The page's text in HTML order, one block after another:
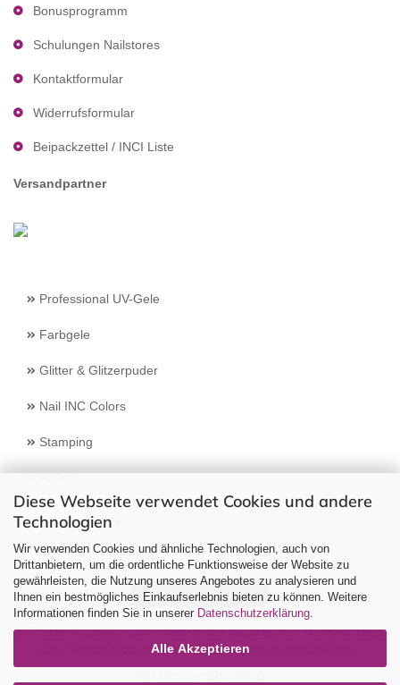
Diese Webseite verwendet Cookies und andere
Technologien
Wir verwenden Cookies und ähnliche Technologien, auch von
Drittanbietern, um die ordentliche Funktionsweise der Website zu
gewährleisten, die Nutzung unseres Angebotes zu analysieren und
Ihnen ein bestmögliches Einkaufserlebnis bieten zu können. Weitere
Informationen finden Sie in unserer Datenschutzerklärung
Alle Akzeptieren
Bonusprogramm
Schulungen Nailstores
Kontaktformular
Widerrufsformular
Beipackzettel / INCI Liste
Versandpartner
Professional UV-Gele
Farbgele
Glitter & Glitzerpuder
Nail INC Colors
Stamping
Feilen
Select Language
Vertrag widerrufen
Alle Preise verstehen sich inklusive der gesetzlichen Mehrwertsteuer,
Versandkostensoweit nicht anders gekennzeichnet.